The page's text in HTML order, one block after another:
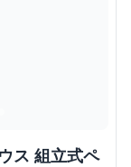
ス 組立式ペ